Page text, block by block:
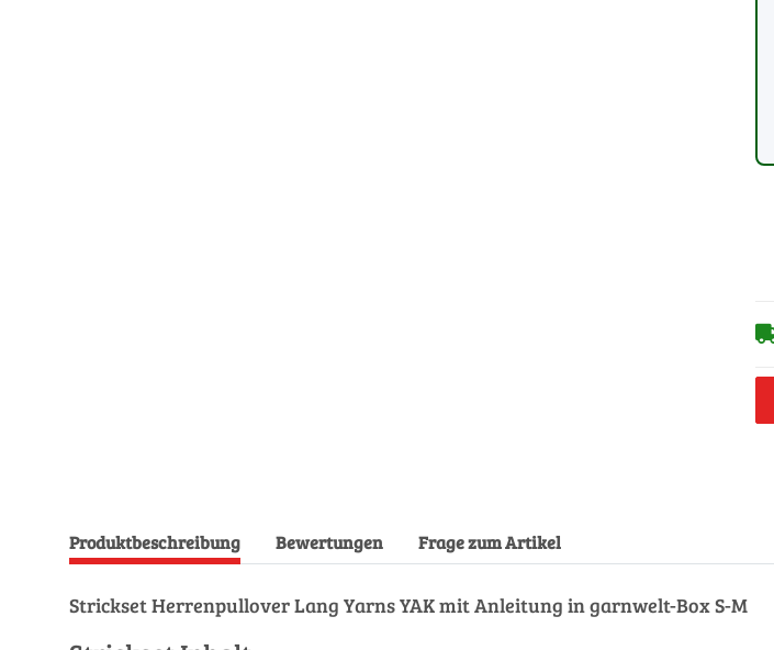
Produktbeschreibung Bewertungen Frage zum Artikel
Strickset Herrenpullover Lang Yarns YAK mit Anleitung in garnwelt-Box S-M